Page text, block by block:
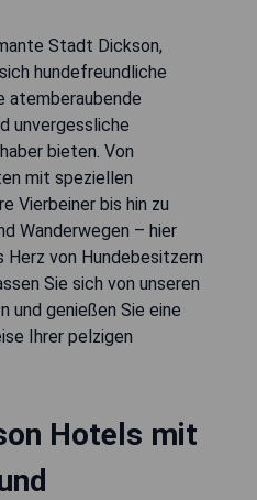
Stadt Dickson,
hundefreundliche
atemberaubende
unvergessliche
bieten. Von
mit speziellen
Vierbeiner bis hin zu
Wanderwegen – hier
Herz von Hundebesitzern
Sie sich von unseren
und genießen Sie eine
Ihrer pelzigen
Hotels mit